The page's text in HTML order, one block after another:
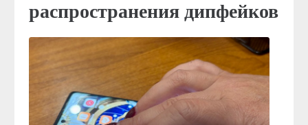
распространения дипфейков